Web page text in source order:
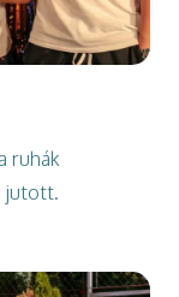
ruhák
jutott.